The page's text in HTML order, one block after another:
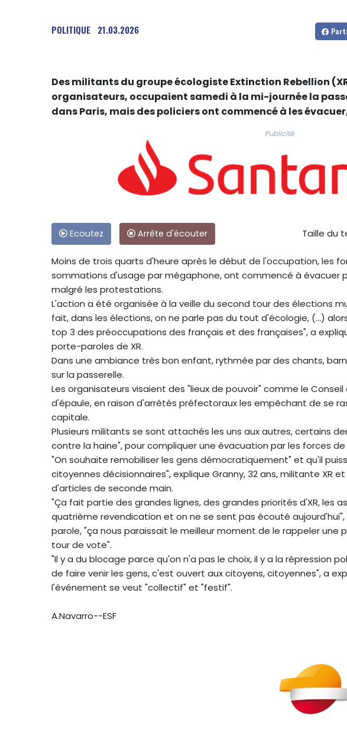
POLITIQUE 21.03.2026
Des militants du groupe écologiste Extinction Rebellion
organisateurs, occupaient samedi à la mi-journée la
dans Paris, mais des policiers ont commencé à les
Publicité
Ecoutez Arrête d'écouter Taille du
Moins de trois quarts d'heure après le début de l'occupation, les
sommations d'usage par mégaphone, ont commencé à évacuer
malgré les protestations.
L'action a été organisée à la veille du second tour des élections
fait, dans les élections, on ne parle pas du tout d'écologie, (...)
top 3 des préoccupations des français et des françaises", a
porte-paroles de XR.
Dans une ambiance très bon enfant, rythmée par des chants,
sur la passerelle.
Les organisateurs visaient des "lieux de pouvoir" comme le
d'épaule, en raison d'arrêtés préfectoraux les empêchant de se
capitale.
Plusieurs militants se sont attachés les uns aux autres, certains
contre la haine", pour compliquer une évacuation par les forces de
"On souhaite remobiliser les gens démocratiquement" et qu'il
citoyennes décisionnaires", explique Granny, 32 ans, militante XR
d'articles de seconde main.
"Ça fait partie des grandes lignes, des grandes priorités d'XR, les
quatrième revendication et on ne se sent pas écouté
parole, "ça nous paraissait le meilleur moment de le rappeler une
tour de vote".
"Il y a du blocage parce qu'on n'a pas le choix, il y a la répression
de faire venir les gens, c'est ouvert aux citoyens, citoyennes", a
l'événement se veut "collectif" et "festif".
A.Navarro--ESF